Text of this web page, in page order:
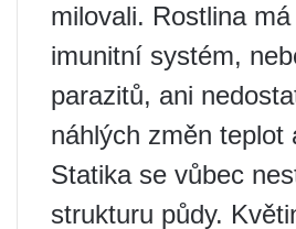
milovali. Rostlina
imunitní systém,
parazitů, ani
náhlých změn teplot
Statika se vůbec
strukturu půdy.